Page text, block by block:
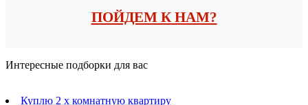
ПОЙДЕМ К НАМ?
Интересные подборки для вас
Куплю 2 х комнатную квартиру